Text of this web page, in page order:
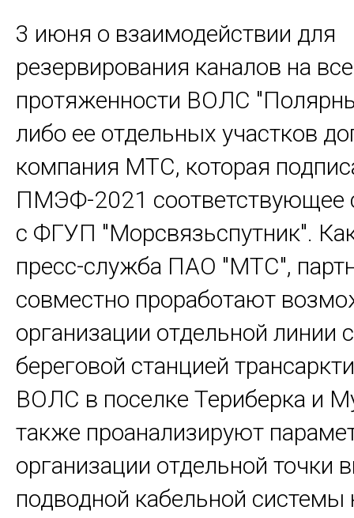
3 июня о взаимодействии для
резервирования каналов на
протяженности ВОЛС
либо ее отдельных участков
компания МТС, которая
ПМЭФ-2021 соответствующее
с ФГУП "Морсвязьспутник".
пресс-служба ПАО "МТС",
совместно проработают
организации отдельной линии
береговой станцией
ВОЛС в поселке Териберка и
также проанализируют
организации отдельной точки
подводной кабельной системы